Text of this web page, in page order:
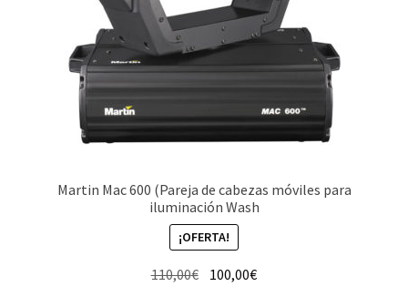
Martin Mac 600 (Pareja de cabezas móviles para
iluminación Wash
¡OFERTA!
110,00€ El100,00€El